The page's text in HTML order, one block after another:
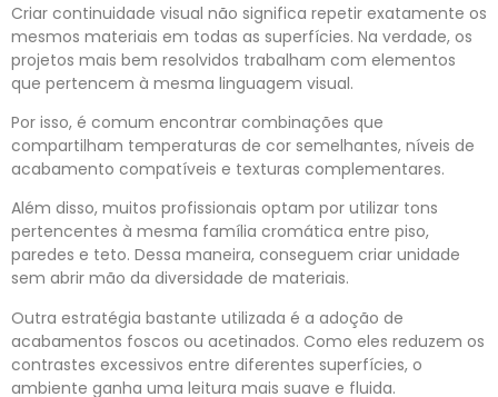
Criar continuidade visual não significa repetir exatamente os
mesmos materiais em todas as superfícies. Na verdade, os
projetos mais bem resolvidos trabalham com elementos
que pertencem à mesma linguagem visual.
Por isso, é comum encontrar combinações que
compartilham temperaturas de cor semelhantes, níveis de
acabamento compatíveis e texturas complementares.
Além disso, muitos profissionais optam por utilizar tons
pertencentes à mesma família cromática entre piso,
paredes e teto. Dessa maneira, conseguem criar unidade
sem abrir mão da diversidade de materiais.
Outra estratégia bastante utilizada é a adoção de
acabamentos foscos ou acetinados. Como eles reduzem os
contrastes excessivos entre diferentes superfícies, o
ambiente ganha uma leitura mais suave e fluida.